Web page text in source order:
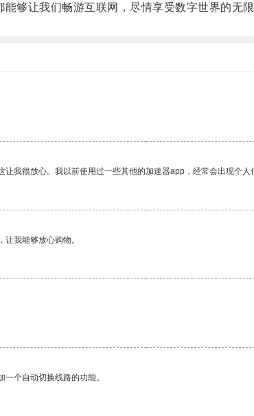
让我们畅游互联网，尽情享受数字世界的无限
我很放心。我以前使用过一些其他的加速器app，经常会出现个人
我能够放心购物。
个自动切换线路的功能。